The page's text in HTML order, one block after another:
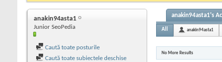
anakin94asta1
Junior SeoPedia
Caută toate posturile
Caută toate subiectele deschise
anakin94asta1's
All anakin94asta1
No More Results